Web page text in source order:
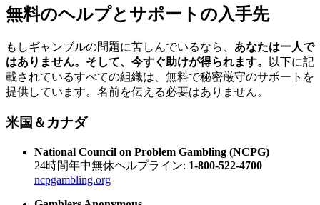
無料のヘルプとサポートの入手先
もしギャンブルの問題に苦しんでいるなら、 あなたは一人で
はありません。そして、今すぐ助けが得られます。
以下に記
載されているすべての組織は、無料で秘密厳守のサポートを
提供しています。名前を伝える必要はありません。
米国＆カナダ
National Council on Problem Gambling (NCPG)
24時間年中無休ヘルプライン: 1-800-522-4700
ncpgambling.org